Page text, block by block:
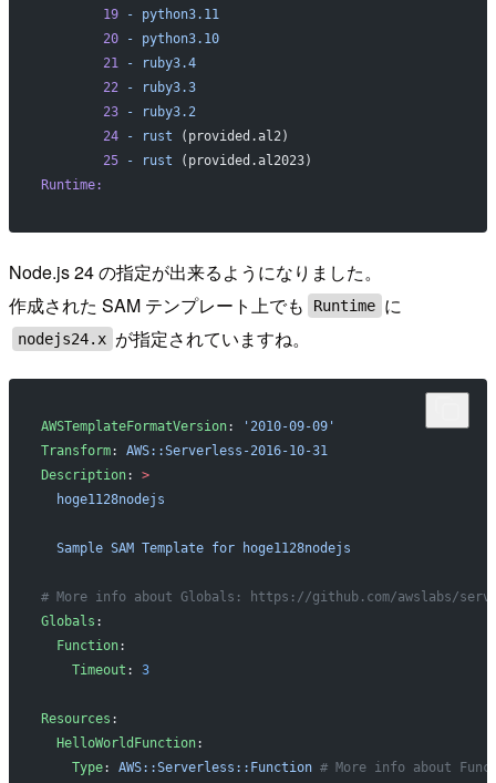
        19
- python3.11
        20
- python3.10
        21
- ruby3.4
        22
- ruby3.3
        23
- ruby3.2
        24
- rust (provided.al2)
        25
- rust (provided.al2023)
Runtime:
Node.js 24 の指定が出来るようになりました。
作成された SAM テンプレート上でも
Runtime に
nodejs24.x が指定されていますね。
AWSTemplateFormatVersion:
'2010-09-09'
Transform: AWS::Serverless-2016-10-31
Description: >
  hoge1128nodejs
  Sample SAM Template for hoge1128nodejs
# More info about Globals: https://github.com/awslabs/
Globals :
  Function
:
    Timeout
: 3
Resources :
  HelloWorldFunction
:
    Type
: AWS::Serverless::Function # More info about